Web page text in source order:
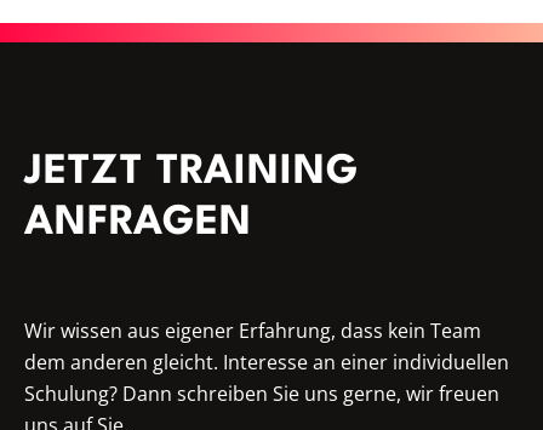
JETZT TRAINING
ANFRAGEN
Wir wissen aus eigener Erfahrung, dass kein Team
dem anderen gleicht. Interesse an einer individuellen
Schulung? Dann schreiben Sie uns gerne, wir freuen